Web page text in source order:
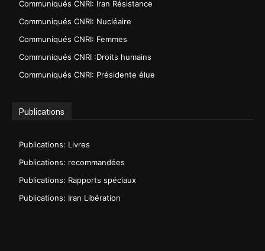
Communiqués CNRI: Iran Résistance
Communiqués CNRI: Nucléaire
Communiqués CNRI: Femmes
Communiqués CNRI :Droits humains
Communiqués CNRI: Présidente élue
Publications
Publications: Livres
Publications: recommandées
Publications: Rapports spéciaux
Publications: Iran Libération